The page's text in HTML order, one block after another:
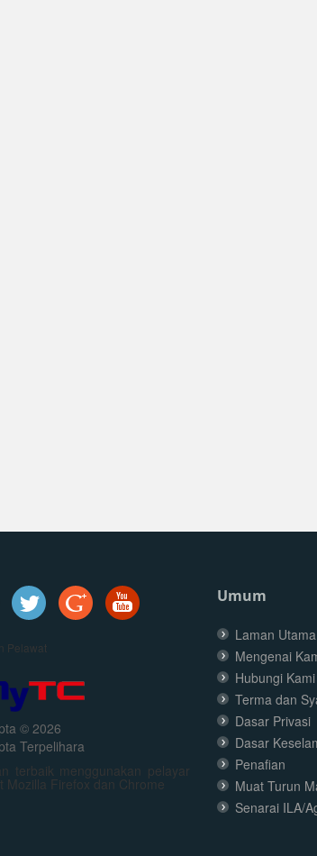
Pelawat
© 2026
Terpelihara
terbaik menggunakan pelayar
Mozilla Firefox dan Chrome
Umum
Laman Utama
Mengenai
Hubungi Kami
Terma dan
Dasar Privasi
Dasar
Penafian
Muat Turun
Senarai ILA/